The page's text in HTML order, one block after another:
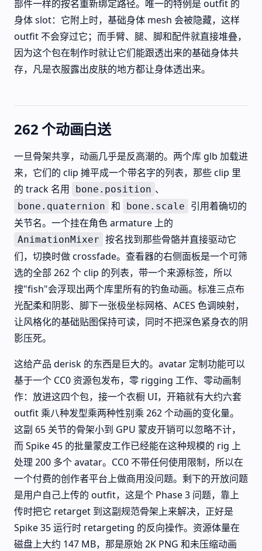
部件一样的按名重新绑定路径。唯一的特例是 outfit 的
身体 slot：它附上时，基础身体 mesh 会被隐藏，这样
outfit 不会穿过它；而手臂、腿、脚和配件就直接堆叠，
因为这个包在制作时就让它们能跟透出来的基础身体共
存，凡是衣服露出皮肤的地方都让身体透出来。
262 个动画白送
一旦骨架共享，动画几乎是反高潮的。两个库 glb 加载进
来，它们的 clip 摊平成一个带名字的列表，那些 clip 里
的 track 名用
bone.position 、
bone.quaternion 和 bone.scale
引用着确切的
关节名。一个挂在角色 armature 上的
AnimationMixer 按名找到那些骨骼并直接驱动它
们，切换时做 crossfade。查看器的右侧面板是一个可筛
选的全部 262 个 clip 的列表，带一个来源标签，所以
搜"fish"会浮现出两个库里所有的钓鱼动画。标准三点布
光配柔和阴影、脚下一张极坐标网格、ACES 色调映射，
让风格化的基础贴图保持可读，同时不把深色紧身衣的阴
影压死。
这给产品 derisk 的东西是巨大的。avatar 定制功能可以
基于一个 CC0 资源包发布，零 rigging 工作、零动画制
作：放进这四个包，接一个衣橱 UI，开箱就有大约六套
outfit 乘八种发型乘两种性别乘 262 个动画的变化量。
这副 65 关节的骨架小到 GPU 蒙皮开销可以忽略不计，
而 Spike 45 的批量蒙皮工作已经能在这种规模的 rig 上
处理 200 多个 avatar。CC0 不带任何使用限制，所以在
一个付费的创作者平台上做商用没问题。剩下的开放问题
是用户自己上传的 outfit，这是个 Phase 3 问题，靠上
传时把它 retarget 到这副规范骨架上来解决，正好是
Spike 35 运行时 retargeting 的反向操作。资源体量在
磁盘上大约 147 MB，那是原始 2K PNG 和未压缩动画